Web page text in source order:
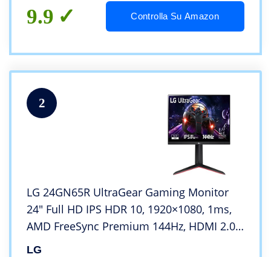
VESA
9.9 Controlla Su Amazon
2
LG 24GN65R UltraGear Gaming Monitor
24″ Full HD IPS HDR 10, 1920×1080, 1ms,
AMD FreeSync Premium 144Hz, HDMI 2.0
(HDCP 2.2), Display Port 1.4, AUX, Stand
LG